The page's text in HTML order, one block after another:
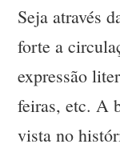
Seja através
forte a
expressão
feiras, etc. A
vista no